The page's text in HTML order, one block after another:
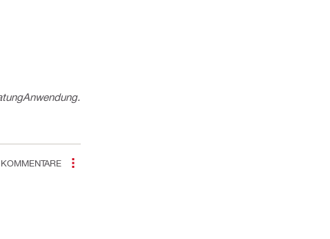
Anwendung.
KOMMENTARE